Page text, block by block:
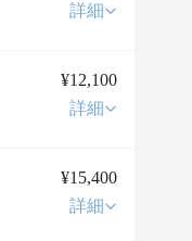
詳細
¥12,100
詳細
¥15,400
詳細